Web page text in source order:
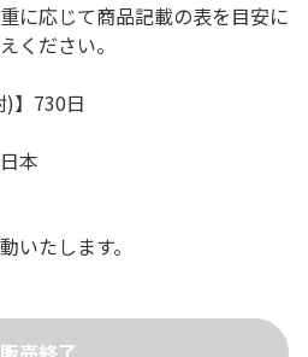
に応じて商品記載の表を目安に
ください。
)】730日
本
いたします。